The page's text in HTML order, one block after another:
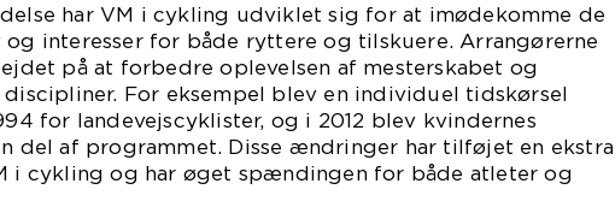
har VM i cykling udviklet sig for at imødekomme de
interesser for både ryttere og tilskuere. Arrangørerne
på at forbedre oplevelsen af mesterskabet og
For eksempel blev en individuel tidskørsel
for landevejscyklister, og i 2012 blev kvindernes
del af programmet. Disse ændringer har tilføjet en ekstra
i cykling og har øget spændingen for både atleter og